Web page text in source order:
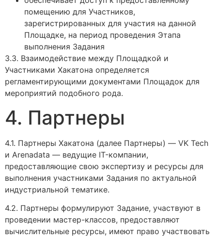
помещению для Участников,
зарегистрированных для участия на данной
Площадке, на период проведения Этапа
выполнения Задания
3.3. Взаимодействие между Площадкой и
Участниками Хакатона определяется
регламентирующими документами Площадок для
мероприятий подобного рода.
4. Партнеры
4.1. Партнеры Хакатона (далее Партнеры) — VK Tech
и Arenadata — ведущие IT-компании,
предоставляющие свою экспертизу и ресурсы для
выполнения участниками Задания по актуальной
индустриальной тематике.
4.2. Партнеры формулируют Задание, участвуют в
проведении мастер-классов, предоставляют
вычислительные ресурсы, имеют право участвовать